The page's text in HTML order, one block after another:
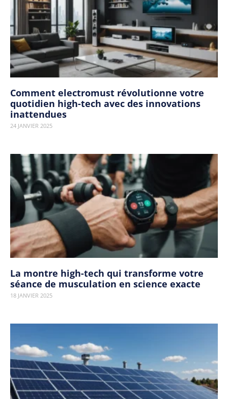
Comment electromust révolutionne votre
quotidien high-tech avec des innovations
inattendues
24 JANVIER 2025
La montre high-tech qui transforme votre
séance de musculation en science exacte
18 JANVIER 2025